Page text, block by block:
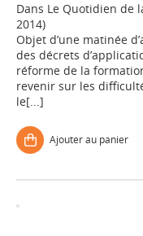
Dans Le Quotidien de
2014)
Objet d’une matinée
des décrets
réforme de la
revenir sur les
le[...]
Ajouter au panier